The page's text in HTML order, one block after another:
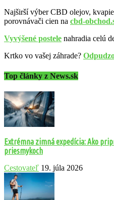
Najširší výber CBD olejov,
porovnávači cien na cbd-
Vyvýšené postele nahradia celú
Krtko vo vašej záhrade?
Top články z News.sk
Extrémna zimná expedícia: Ako
priesmykoch
Cestovateľ 19. júla 2026